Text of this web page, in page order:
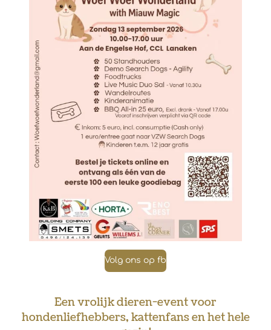
Volg ons op fb
Een vrolijk dieren-event voor
hondenliefhebbers, kattenfans en het hele